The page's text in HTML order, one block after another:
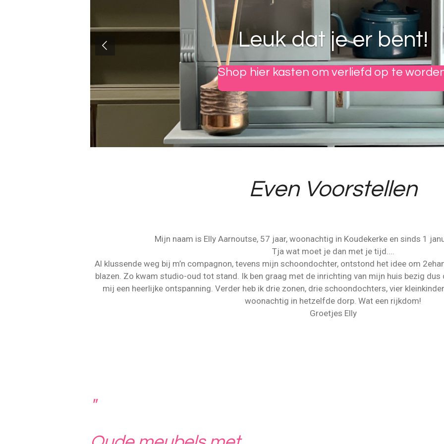
Leuk dat je er bent!
Shop hier kasten om verliefd op te
Even Voorstellen
Mijn naam is Elly Aarnoutse, 57 jaar, woonachtig in Koudekerke en sinds 1
Tja wat moet je dan met je tijd....
Al klussende weg bij m’n compagnon, tevens mijn schoondochter, ontstond het idee om
blazen. Zo kwam studio-oud tot stand. Ik ben graag met de inrichting van mijn huis bezig
mij een heerlijke ontspanning. Verder heb ik drie zonen, drie schoondochters, vier
woonachtig in hetzelfde dorp. Wat een rijkdom!
Groetjes Elly
"